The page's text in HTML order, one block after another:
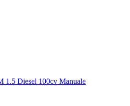
Diesel 100cv Manuale